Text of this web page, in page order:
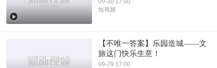
09-30 17:00
短视频
【不唯一答案】乐园造城——文
旅这门快乐生意！
09-29 17:00